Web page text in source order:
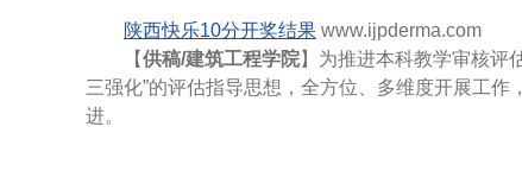
陕西快乐10分开奖结果 www.ijpderma.com
【供稿/建筑工程学院】为推进本科教学审核评
三强化”的评估指导思想，全方位、多维度开展工
进。